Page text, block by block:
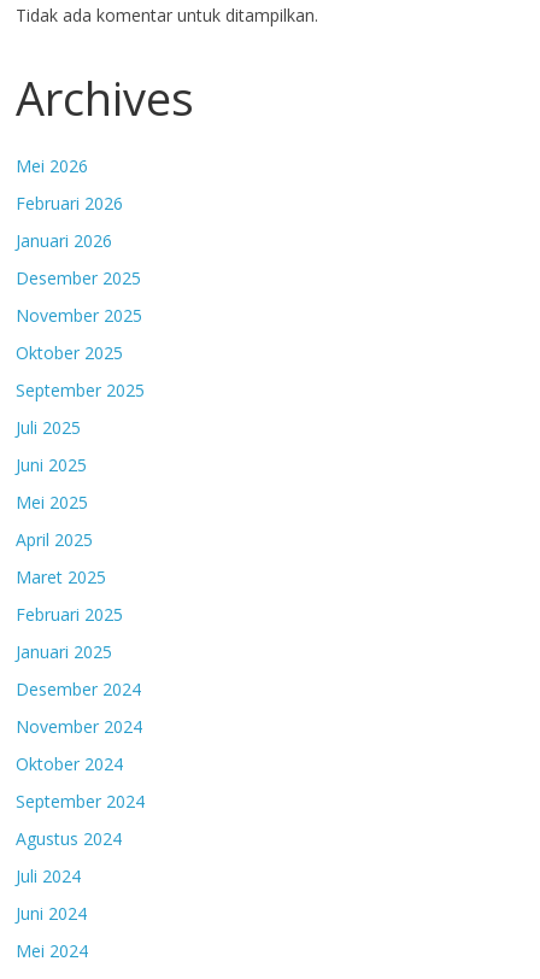
Tidak ada komentar untuk ditampilkan.
Archives
Mei 2026
Februari 2026
Januari 2026
Desember 2025
November 2025
Oktober 2025
September 2025
Juli 2025
Juni 2025
Mei 2025
April 2025
Maret 2025
Februari 2025
Januari 2025
Desember 2024
November 2024
Oktober 2024
September 2024
Agustus 2024
Juli 2024
Juni 2024
Mei 2024